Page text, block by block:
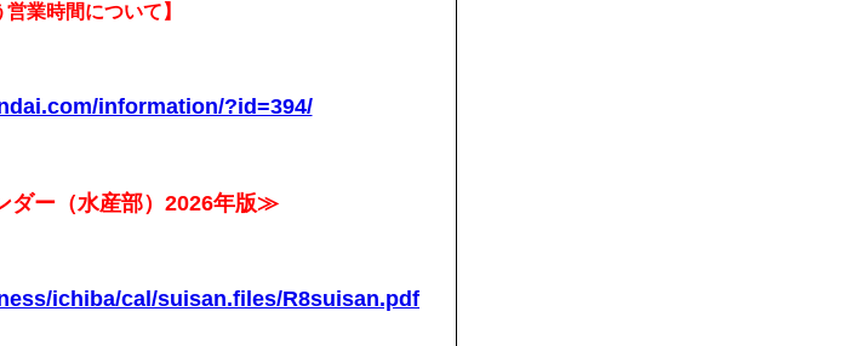
営業時間について】
information/?id=394/
ダー（水産部）2026年版≫
ichiba/cal/suisan.files/R8suisan.pdf